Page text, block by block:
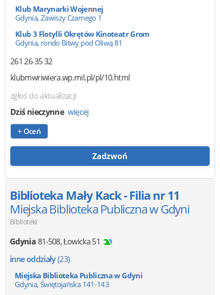
Klub Marynarki Wojennej
Gdynia, Zawiszy Czarnego 1
Klub 3 Flotylli Okrętów Kinoteatr Grom
Gdynia, rondo Bitwy pod Oliwą 81
261 26 35 32
klubmwriwiera.wp.mil.pl/pl/10.html
zgłoś do aktualizacji
Dziś nieczynne więcej
+ Oceń
Zadzwoń
Biblioteka Mały Kack - Filia nr 11
Miejska Biblioteka Publiczna w Gdyni
Biblioteki
Gdynia81-508,Łowicka 51
inne oddziały(23)
Miejska Biblioteka Publiczna w Gdyni
Gdynia, Świętojańska 141-143